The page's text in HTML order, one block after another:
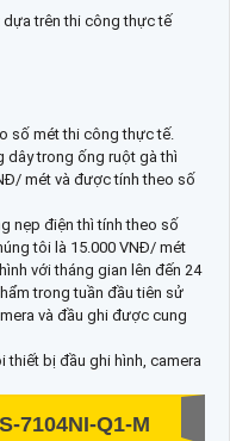
trên thi công thực tế
số mét thi công thực tế.
dây trong ống ruột gà thì
mét và được tính theo số
nẹp điện thì tính theo số
tôi là 15.000 VNĐ/ mét
với tháng gian lên đến 24
trong tuần đầu tiên sử
và đầu ghi được cung
thiết bị đầu ghi hình, camera
7104NI-Q1-M